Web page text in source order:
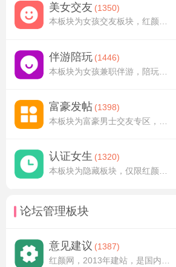
美女交友 (1350)
本板块为女孩交友板块，红颜网拥有大量事业有成的成功男士会员，能在物质，阅历，人脉等很多方面给予女孩帮助和支持。无论你是在校学生，还是已经工作，又或者是准备创业，都能让你少走许多弯路。
伴游陪玩 (1446)
富豪发帖 (1398)
认证女生 (1320)
论坛管理板块
意见建议 (1387)